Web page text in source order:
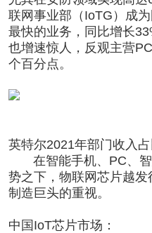
联网事业部（IoTG）成
最快的业务，同比增长
也增速惊人，反观主营
个百分点。
英特尔2021年部门收入
在智能手机、PC、智
势之下，物联网芯片越
制造巨头的重视。
中国IoT芯片市场：